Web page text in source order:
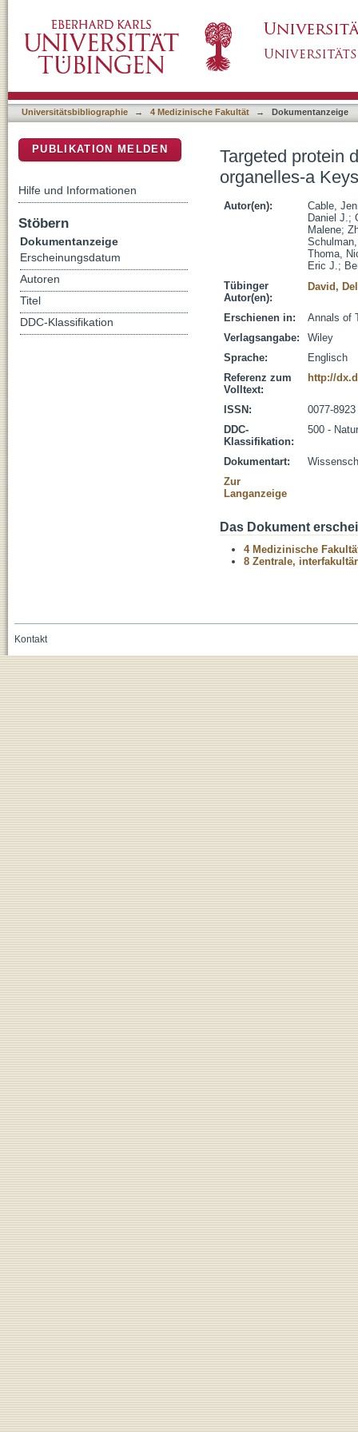
report
Universitätsbibliographie → 4 Medizinische Fakultät → Dokumentanzeige
Targeted protein
organelles-a
Autor(en):
Cable,
Daniel J.;
Malene;
Thoma,
Eric J.;
Tübinger
Autor(en):
David,
Erschienen in:
Annals of
Verlagsangabe:
Wiley
Sprache:
Englisch
Referenz zum
Volltext:
http://
ISSN:
0077-8923
DDC-
Klassifikation:
500 -
Dokumentart:
Zur
Langanzeige
Das Dokument
4 Medizinische
8 Zentrale,
PUBLIKATION MELDEN
Hilfe und Informationen
Stöbern
Dokumentanzeige
Erscheinungsdatum
Autoren
Titel
DDC-Klassifikation
Kontakt